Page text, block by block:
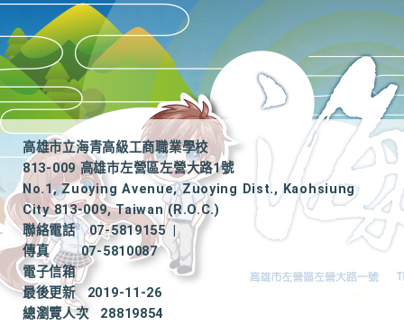
高雄市立海青高級工商職業學校
813-009 高雄市左營區左營大路1號
No.1, Zuoying Avenue, Zuoying Dist., Kaohsiung
City 813-009, Taiwan (R.O.C.)
聯絡電話
07-5819155
|
傳真
07-5810087
電子信箱
最後更新
2019-11-26
總瀏覽人次
28819854